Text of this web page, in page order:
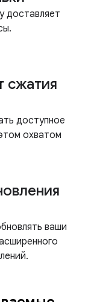
доставляет
сжатия
доступное
охватом
ваши